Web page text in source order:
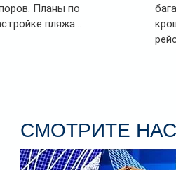
Планы по
пляжа...
СМОТРИТЕ НАС